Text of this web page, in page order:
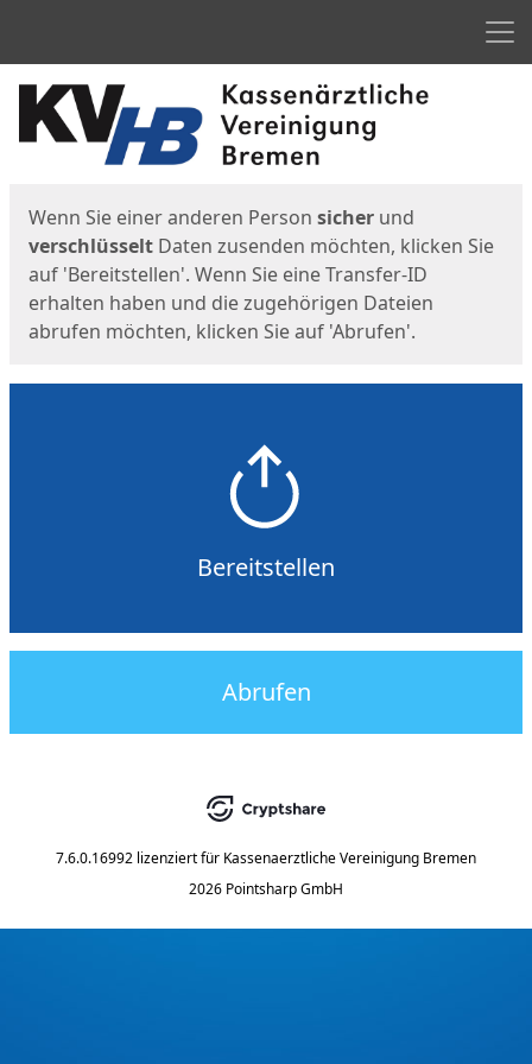
Start
Wenn Sie einer anderen Person sicher und
verschlüsselt Daten zusenden möchten, klicken Sie
auf 'Bereitstellen'. Wenn Sie eine Transfer-ID
erhalten haben und die zugehörigen Dateien
abrufen möchten, klicken Sie auf 'Abrufen'.
Bereitstellen
Abrufen
7.6.0.16992 lizenziert für Kassenaerztliche Vereinigung Bremen
2026 Pointsharp GmbH